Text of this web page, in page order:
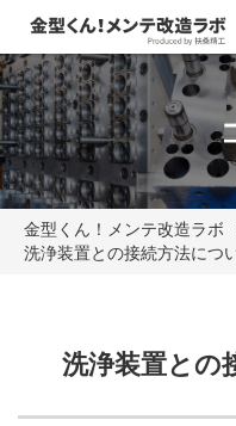
金型くん！メンテ改造ラボ
洗浄装置との接続方法に
洗浄装置と